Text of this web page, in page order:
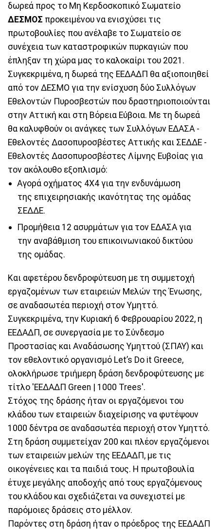
δωρεά προς το Μη Κερδοσκοπικό Σωματείο
ΔΕΣΜΟΣ προκειμένου να ενισχύσει τις
πρωτοβουλίες που ανέλαβε το Σωματείο σε
συνέχεια των καταστροφικών πυρκαγιών που
έπληξαν τη χώρα μας το καλοκαίρι του 2021.
Συγκεκριμένα, η δωρεά της ΕΕΔΑΔΠ θα αξιοποιηθεί
από τον ΔΕΣΜΟ για την ενίσχυση δύο Συλλόγων
Εθελοντών Πυροσβεστών που δραστηριοποιούνται
στην Αττική και στη Βόρεια Εύβοια. Με τη δωρεά
θα καλυφθούν οι ανάγκες των Συλλόγων ΕΔΑΣΑ -
Εθελοντές Δασοπυροσβέστες Αττικής και ΣΕΔΔΕ -
Εθελοντές Δασοπυροσβέστες Λίμνης Ευβοίας για
τον ακόλουθο εξοπλισμό:
Αγορά οχήματος 4Χ4 για την ενδυνάμωση
της επιχειρησιακής ικανότητας της ομάδας
ΣΕΔΔΕ.
Προμήθεια 12 ασυρμάτων για τον ΕΔΑΣΑ για
την αναβάθμιση του επικοινωνιακού δικτύου
της ομάδας.
Και αφετέρου δενδροφύτευση με τη συμμετοχή
εργαζομένων των εταιρειών Μελών της Ένωσης,
σε αναδασωτέα περιοχή στον Υμηττό.
Συγκεκριμένα, την Κυριακή 6 Φεβρουαρίου 2022, η
ΕΕΔΑΔΠ, σε συνεργασία με το Σύνδεσμο
Προστασίας και Αναδάσωσης Υμηττού (ΣΠΑΥ) και
τον εθελοντικό οργανισμό Let’s Do it Greece,
ολοκλήρωσε τριήμερη δράση δενδροφύτευσης με
τίτλο 'ΕΕΔΑΔΠ Green | 1000 Trees'.
Στόχος της δράσης ήταν οι εργαζόμενοι του
κλάδου των εταιρειών διαχείρισης να φυτέψουν
1000 δέντρα σε αναδασωτέα περιοχή στον Υμηττό.
Στη δράση συμμετείχαν 200 και πλέον εργαζόμενοι
των εταιρειών μελών της ΕΕΔΑΔΠ, με τις
οικογένειες και τα παιδιά τους. Η πρωτοβουλία
έτυχε μεγάλης αποδοχής από τους εργαζόμενους
του κλάδου και σχεδιάζεται να συνεχιστεί με
παρόμοιες δράσεις στο μέλλον.
Παρόντες στη δράση ήταν ο πρόεδρος της ΕΕΔΑΔΠ